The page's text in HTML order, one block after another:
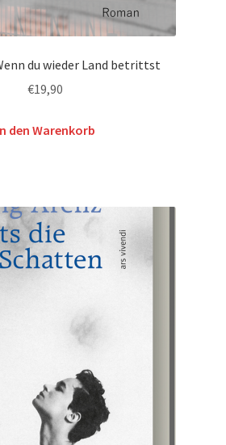
du wieder Land betrittst
€19,90
den Warenkorb